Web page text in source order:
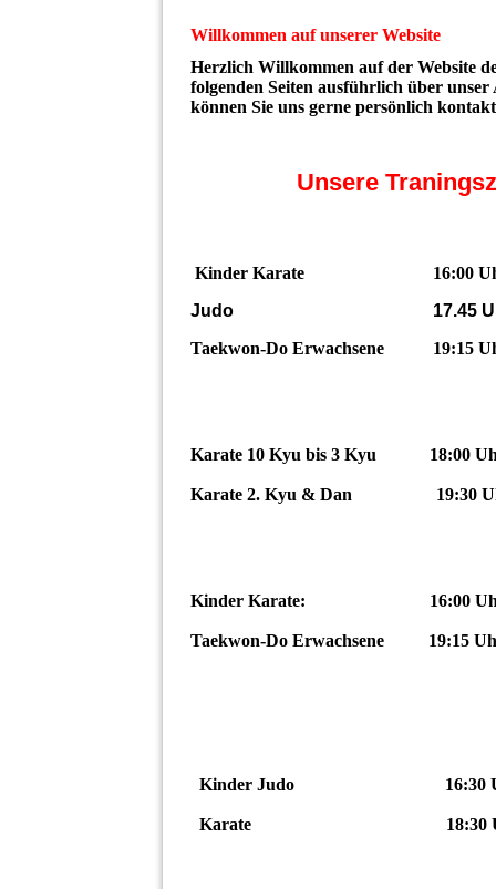
Willkommen auf unserer Website
Herzlich Willkommen auf der Website
folgenden Seiten ausführlich über
können Sie uns gerne persönlich
Unsere
Kinder Karate 16:00 Uhr
Judo 17.45 Uhr bis
Taekwon-Do Erwachsene 19:15
Karate 10 Kyu bis 3
Karate 2. Kyu & Dan 19:30 Uhr
Kinder Karate: 16:00 Uhr
Taekwon-Do Erwachsene 19:15
Kinder Judo 16:30 Uhr
Karate 18:30 Uhr bis